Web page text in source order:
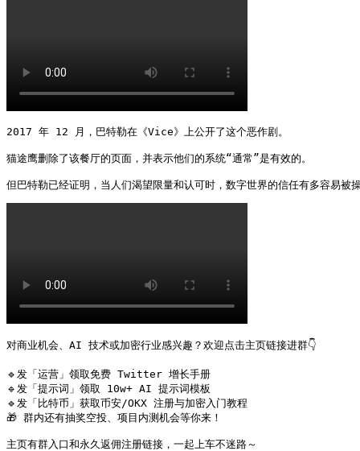
2017 年 12 月，巴特勒在《Vice》上公开了这个恶作剧。
猫途鹰删除了该餐厅的页面，并表示他们的系统“通常”是有效的。
但巴特勒已经证明，当人们渴望限量和认可时，数字世界的信任有多容易被
对商业机会、AI 技术或加密行业感兴趣？欢迎点击主页链接进群👇
🔹发「运营」领取免费 Twitter 增长手册
🔹发「提示词」领取 10w+ AI 提示词模板
🔹发「比特币」获取币安/OKX 注册与加密入门教程
🎁 群内还有抽奖空投、项目内测机会等你来！
主页有群入口和永久返佣注册链接，一起上车不迷路～